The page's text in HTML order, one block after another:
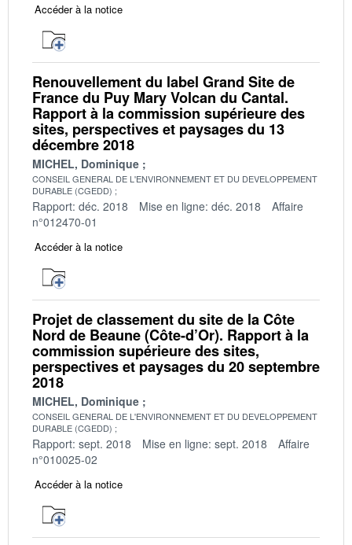
Accéder à la notice
Renouvellement du label Grand Site de
France du Puy Mary Volcan du Cantal.
Rapport à la commission supérieure des
sites, perspectives et paysages du 13
décembre 2018
MICHEL, Dominique
CONSEIL GENERAL DE L'ENVIRONNEMENT ET DU DEVELOPPEMENT
DURABLE (CGEDD)
Rapport: déc. 2018 Mise en ligne: déc. 2018
Affaire
n°012470-01
Accéder à la notice
Projet de classement du site de la Côte
Nord de Beaune (Côte-d’Or). Rapport à la
commission supérieure des sites,
perspectives et paysages du 20 septembre
2018
MICHEL, Dominique
CONSEIL GENERAL DE L'ENVIRONNEMENT ET DU DEVELOPPEMENT
DURABLE (CGEDD)
Rapport: sept. 2018 Mise en ligne: sept. 2018
Affaire
n°010025-02
Accéder à la notice